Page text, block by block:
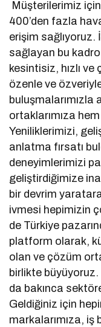
Müşterilerimiz
400’den fazla
erişim
sağlayan bu
kesintisiz, hızlı
özenle ve
buluşmalarımızla
ortaklarımıza
Yeniliklerimizi,
anlatma fırsatı
deneyimlerimizi
geliştirdiğimize
bir devrim
ivmesi hepimizin
de Türkiye
platform olarak,
olan ve çözüm
birlikte büyüyoruz.
da bakınca
Geldiğiniz için
markalarımıza, iş